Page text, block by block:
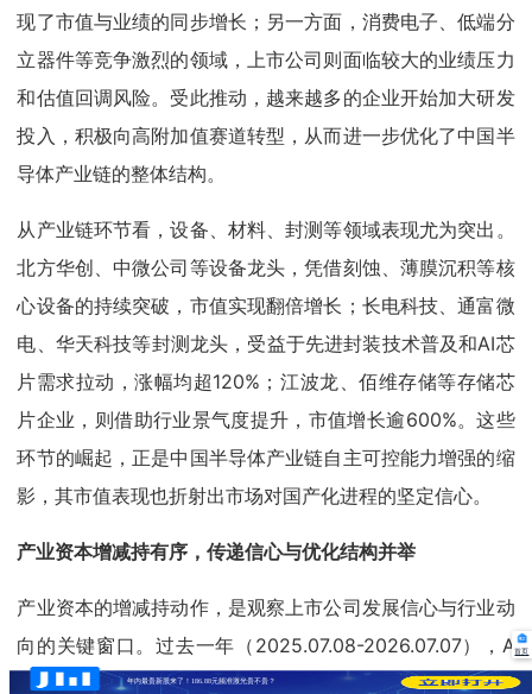
现了市值与业绩的同步增长；另一方面，消费电子、低端分
立器件等竞争激烈的领域，上市公司则面临较大的业绩压力
和估值回调风险。受此推动，越来越多的企业开始加大研发
投入，积极向高附加值赛道转型，从而进一步优化了中国半
导体产业链的整体结构。
从产业链环节看，设备、材料、封测等领域表现尤为突出。
北方华创、中微公司等设备龙头，凭借刻蚀、薄膜沉积等核
心设备的持续突破，市值实现翻倍增长；长电科技、通富微
电、华天科技等封测龙头，受益于先进封装技术普及和AI芯
片需求拉动，涨幅均超120%；江波龙、佰维存储等存储芯
片企业，则借助行业景气度提升，市值增长逾600%。这些
环节的崛起，正是中国半导体产业链自主可控能力增强的缩
影，其市值表现也折射出市场对国产化进程的坚定信心。
产业资本增减持有序，传递信心与优化结构并举
产业资本的增减持动作，是观察上市公司发展信心与行业动
向的关键窗口。过去一年（2025.07.08-2026.07.07），A
股半导体上市公司共发布了677份增减持计划，其中增持计
年内最贵新股来了！186.88元频准激光贵不贵？
首页